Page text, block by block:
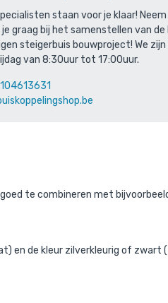
staan voor je klaar!
je graag bij het samenstellen van
steigerbuis bouwproject! We
van 8:30uur tot 17:00uur.
te combineren met
en de kleur zilverkleurig of
zilverkleurig